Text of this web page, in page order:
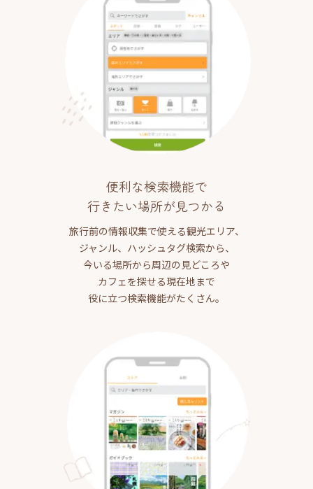
便利な検索機能で
行きたい場所が見つかる
旅行前の情報収集で使える観光エリア、
ジャンル、ハッシュタグ検索から、
今いる場所から周辺の見どころや
カフェを探せる現在地まで
役に立つ検索機能がたくさん。